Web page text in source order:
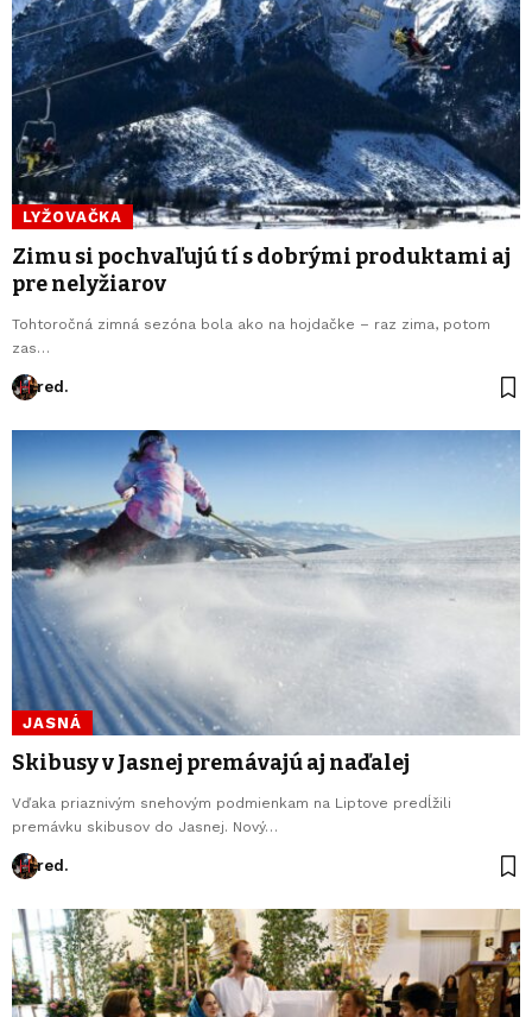
LYŽOVAČKA
Zimu si pochvaľujú tí s dobrými produktami aj
pre nelyžiarov
Tohtoročná zimná sezóna bola ako na hojdačke – raz zima, potom
zas…
red.
JASNÁ
Skibusy v Jasnej premávajú aj naďalej
Vďaka priaznivým snehovým podmienkam na Liptove predĺžili
premávku skibusov do Jasnej. Nový…
red.